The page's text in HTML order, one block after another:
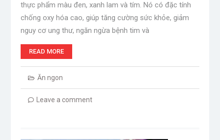
thực phẩm màu đen, xanh lam và tím. Nó có đặc tính
chống oxy hóa cao, giúp tăng cường sức khỏe, giảm
nguy cơ ung thư, ngăn ngừa bệnh tim và
READ MORE
Ăn ngon
Leave a comment